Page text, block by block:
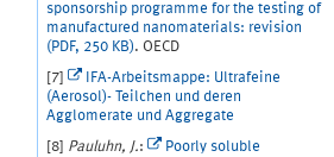
sponsorship programme for the testing of
manufactured nanomaterials: revision
(PDF, 250 KB). OECD
[7]
IFA-Arbeitsmappe: Ultrafeine
(Aerosol)- Teilchen und deren
Agglomerate und Aggregate
[8] Pauluhn, J.:
Poorly soluble